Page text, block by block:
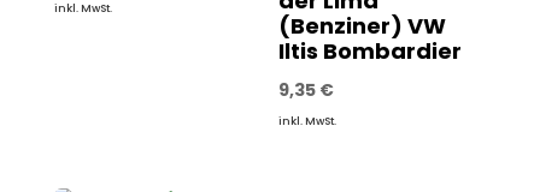
inkl. MwSt.
(Benziner) VW
Iltis Bombardier
9,35 €
inkl. MwSt.